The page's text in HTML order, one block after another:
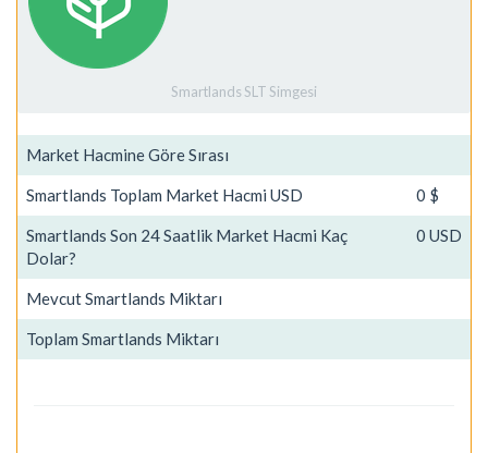
Smartlands SLT Simgesi
Market Hacmine Göre Sırası
Smartlands Toplam Market Hacmi USD 0 $
Smartlands Son 24 Saatlik Market Hacmi Kaç
Dolar?
0 USD
Mevcut Smartlands Miktarı
Toplam Smartlands Miktarı